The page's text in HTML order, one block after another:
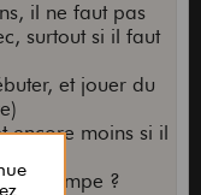
il ne faut pas
surtout si il faut
et jouer du
encore moins si il
à lampe ?